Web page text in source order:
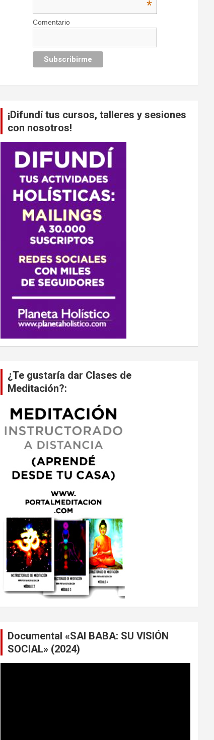
*
Comentario
¡Difundí tus cursos, talleres y sesiones
con nosotros!
¿Te gustaría dar Clases de
Meditación?:
Documental «SAI BABA: SU VISIÓN
SOCIAL» (2024)